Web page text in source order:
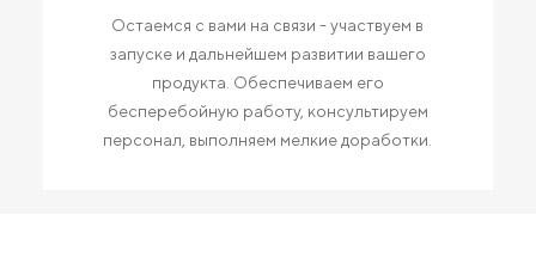
Остаемся с вами на связи - участвуем в
запуске и дальнейшем развитии вашего
продукта. Обеспечиваем его
бесперебойную работу, консультируем
персонал, выполняем мелкие доработки.